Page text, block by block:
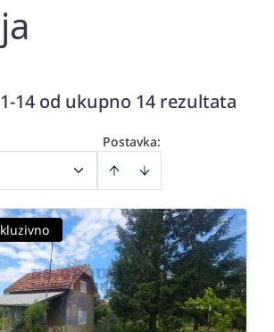
14 od ukupno 14 rezultata
Postavka: